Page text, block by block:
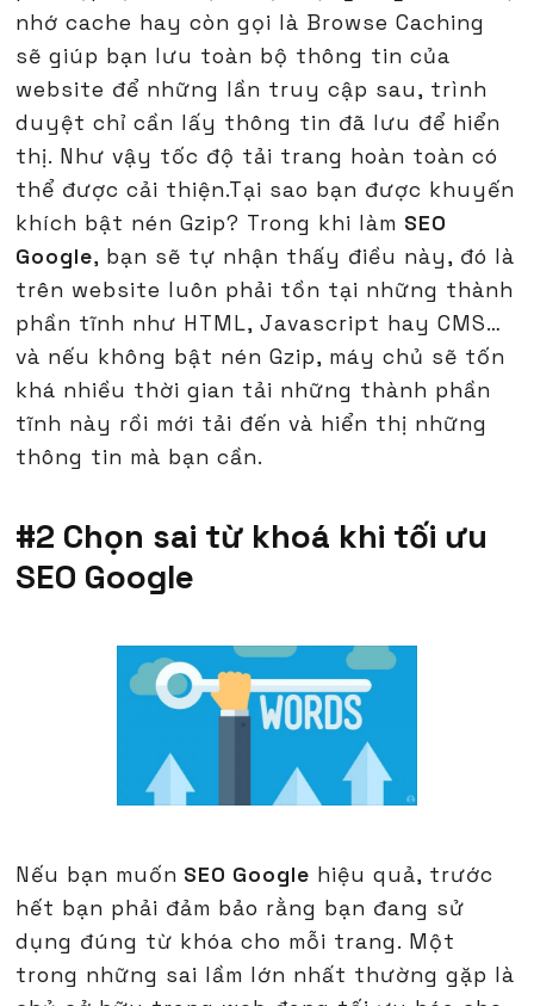
nhớ cache hay còn gọi là Browse Caching
sẽ giúp bạn lưu toàn bộ thông tin của
website để những lần truy cập sau, trình
duyệt chỉ cần lấy thông tin đã lưu để hiển
thị. Như vậy tốc độ tải trang hoàn toàn có
thể được cải thiện.Tại sao bạn được khuyến
khích bật nén Gzip? Trong khi làm SEO
Google, bạn sẽ tự nhận thấy điều này, đó là
trên website luôn phải tồn tại những thành
phần tĩnh như HTML, Javascript hay CMS…
và nếu không bật nén Gzip, máy chủ sẽ tốn
khá nhiều thời gian tải những thành phần
tĩnh này rồi mới tải đến và hiển thị những
thông tin mà bạn cần.
#2 Chọn sai từ khoá khi tối ưu
SEO Google
Nếu bạn muốn SEO Google hiệu quả, trước
hết bạn phải đảm bảo rằng bạn đang sử
dụng đúng từ khóa cho mỗi trang. Một
trong những sai lầm lớn nhất thường gặp là